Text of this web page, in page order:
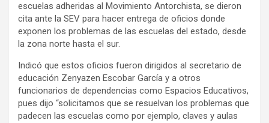
escuelas adheridas al Movimiento Antorchista, se dieron
cita ante la SEV para hacer entrega de oficios donde
exponen los problemas de las escuelas del estado, desde
la zona norte hasta el sur.
Indicó que estos oficios fueron dirigidos al secretario de
educación Zenyazen Escobar García y a otros
funcionarios de dependencias como Espacios Educativos,
pues dijo “solicitamos que se resuelvan los problemas que
padecen las escuelas como por ejemplo, claves y aulas